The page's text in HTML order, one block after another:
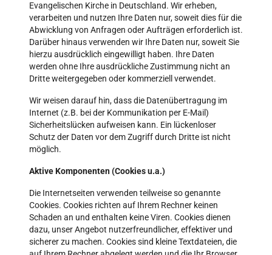
Evangelischen Kirche in Deutschland. Wir erheben,
verarbeiten und nutzen Ihre Daten nur, soweit dies für die
Abwicklung von Anfragen oder Aufträgen erforderlich ist.
Darüber hinaus verwenden wir Ihre Daten nur, soweit Sie
hierzu ausdrücklich eingewilligt haben. Ihre Daten
werden ohne Ihre ausdrückliche Zustimmung nicht an
Dritte weitergegeben oder kommerziell verwendet.
Wir weisen darauf hin, dass die Datenübertragung im
Internet (z.B. bei der Kommunikation per E-Mail)
Sicherheitslücken aufweisen kann. Ein lückenloser
Schutz der Daten vor dem Zugriff durch Dritte ist nicht
möglich.
Aktive Komponenten (Cookies u.a.)
Die Internetseiten verwenden teilweise so genannte
Cookies. Cookies richten auf Ihrem Rechner keinen
Schaden an und enthalten keine Viren. Cookies dienen
dazu, unser Angebot nutzerfreundlicher, effektiver und
sicherer zu machen. Cookies sind kleine Textdateien, die